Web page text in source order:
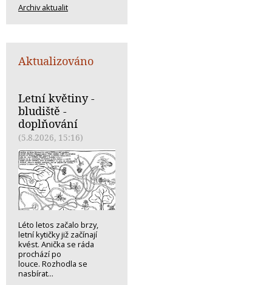
Archiv aktualit
Aktualizováno
Letní květiny -
bludiště -
doplňování
(5.8.2026, 15:16)
Léto letos začalo brzy,
letní kytičky již začínají
kvést. Anička se ráda
prochází po
louce. Rozhodla se
nasbírat...